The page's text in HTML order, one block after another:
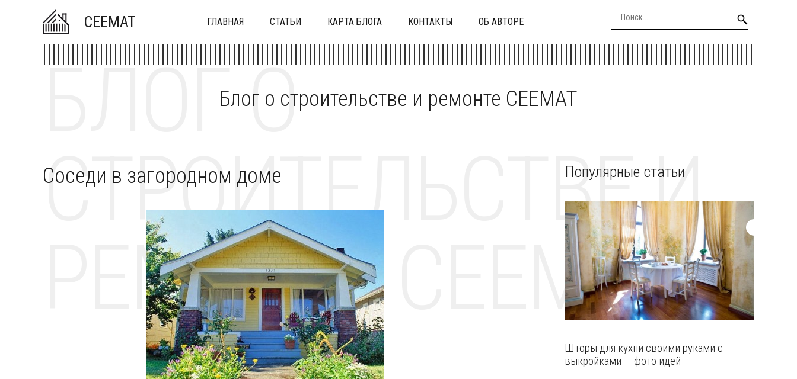
CEEMAT ГЛАВНАЯ СТАТЬИ КАРТА БЛОГА КОНТАКТЫ ОБ АВТОРЕ
Блог о строительстве и ремонте CEEMAT
БЛОГ О
СТРОИТЕЛЬСТВЕ И
РЕМОНТЕ CEEMAT
Соседи в загородном доме Популярные статьи
Шторы для кухни своими руками с
выкройками — фото идей